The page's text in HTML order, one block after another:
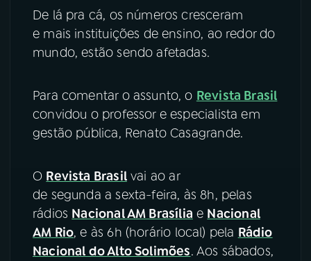
De lá pra cá, os números cresceram
e mais instituições de ensino, ao redor do
mundo, estão sendo afetadas.
Para comentar o assunto, o Revista Brasil
convidou o professor e especialista em
gestão pública, Renato Casagrande.
O Revista Brasilvai ao ar
de segunda a sexta-feira, às 8h, pelas
rádios Nacional AM Brasília e Nacional
AM Rio, e às 6h (horário local) pela Rádio
Nacional do Alto Solimões. Aos sábados,